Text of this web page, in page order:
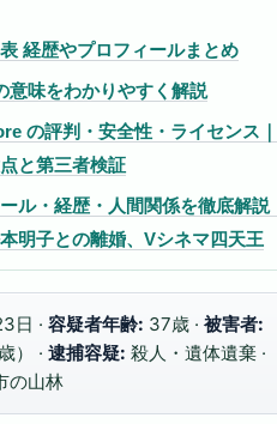
経歴やプロフィールまとめ
意味をわかりやすく解説
の評判・安全性・ライセンス
と第三者検証
ル・経歴・人間関係を徹底解説
明子との離婚、Vシネマ四天王
日 · 容疑者年齢: 37歳 · 被害者:
） · 逮捕容疑: 殺人・遺体遺棄 ·
の山林